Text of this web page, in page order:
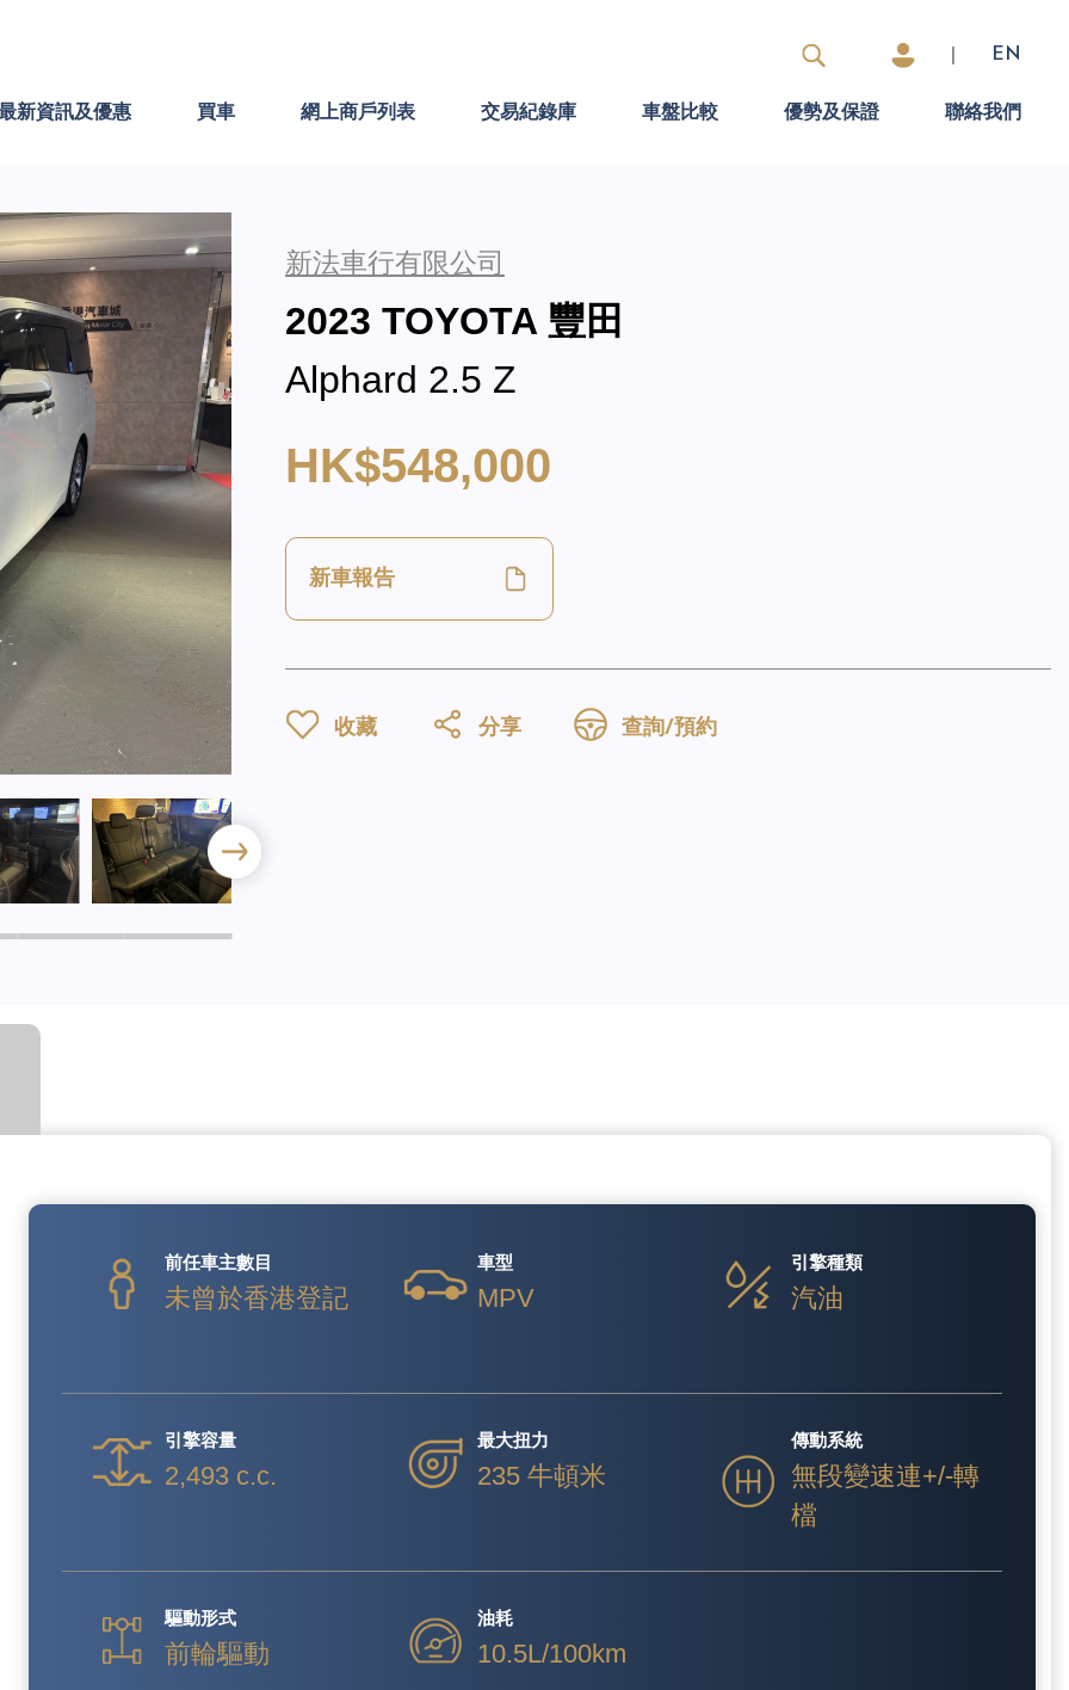
EN
新資訊及優惠 買車 網上商戶列表 交易紀錄庫 車盤比較 優勢及保證 聯絡我們
新法車行有限公司
2023 TOYOTA 豐田
Alphard 2.5 Z
HK$548,000
新車報告
收藏 分享 查詢/預約
前任車主數目
未曾於香港登記
車型
MPV
引擎種類
汽油
引擎容量
2,493 c.c.
最大扭力
235 牛頓米
傳動系統
無段變速連+/-轉
檔
驅動形式
前輪驅動
油耗
10.5L/100km